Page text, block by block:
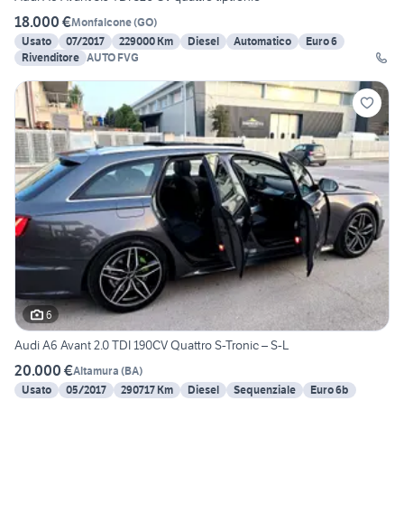
18.000 €Monfalcone(GO)
Usato
07/2017 229000 Km Diesel Automatico
Euro 6
Rivenditore AUTO FVG
6
Audi A6 Avant 2.0 TDI 190CV Quattro S-Tronic – S-L
20.000 €Altamura (BA)
Usato
05/2017 290717 Km Diesel Sequenziale Euro 6b